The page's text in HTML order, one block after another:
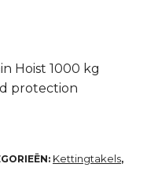
Hoist 1000 kg
protection
Kettingtakels,